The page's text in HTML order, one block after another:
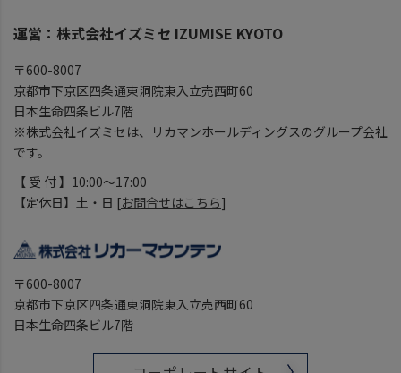
運営：株式会社イズミセ IZUMISE KYOTO
〒600-8007
京都市下京区四条通東洞院東入立売西町60
日本生命四条ビル7階
※株式会社イズミセは、リカマンホールディングスのグループ会社
です。
【 受 付 】10:00～17:00
【定休日】土・日 [お問合せはこちら]
〒600-8007
京都市下京区四条通東洞院東入立売西町60
日本生命四条ビル7階